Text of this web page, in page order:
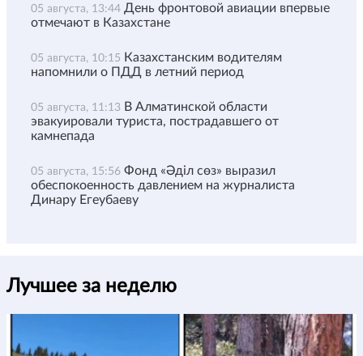
05 августа, 13:44 День фронтовой авиации впервые
отмечают в Казахстане
05 августа, 10:15 Казахстанским водителям
напомнили о ПДД в летний период
05 августа, 11:13 В Алматинской области
эвакуировали туриста, пострадавшего от
камнепада
05 августа, 15:56 Фонд «Әділ сөз» выразил
обеспокоенность давлением на журналиста
Динару Егеубаеву
Лучшее за неделю